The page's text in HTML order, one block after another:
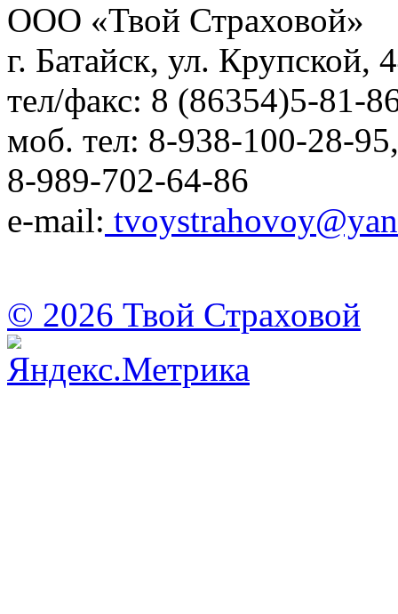
ООО «Твой Страховой»
г. Батайск, ул. Крупской,
тел/факс: 8 (86354)5-81-
моб. тел: 8-938-100-28-95,
8-989-702-64-86
e-mail:
© 2026 Твой Страховой